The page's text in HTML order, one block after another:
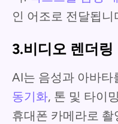
인 어조로 전달됩니
3.비디오 렌더링
AI는 음성과 아바타
동기화, 톤 및 타이
휴대폰 카메라로